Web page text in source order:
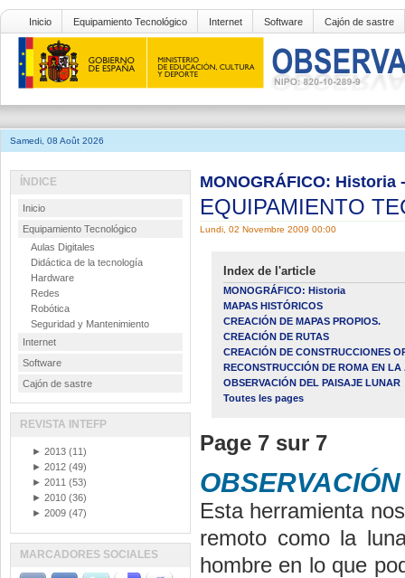
Inicio Equipamiento Tecnológico Internet Software Cajón de sastre
Samedi, 08 Août 2026
MONOGRÁFICO: Historia
EQUIPAMIENTO
Lundi, 02 Novembre 2009 00:00
Index de l'article
MONOGRÁFICO: Historia
MAPAS HISTÓRICOS
CREACIÓN DE MAPAS PROPIOS.
CREACIÓN DE RUTAS
CREACIÓN DE CONSTRUCCIONES
RECONSTRUCCIÓN DE ROMA EN LA
OBSERVACIÓN DEL PAISAJE LUNAR
Toutes les pages
Page 7 sur 7
Esta herramienta
remoto como la
hombre en lo que
ÍNDICE
Inicio
Equipamiento Tecnológico
Aulas Digitales
Didáctica de la tecnología
Hardware
Redes
Robótica
Seguridad y Mantenimiento
Internet
Software
Cajón de sastre
REVISTA INTEFP
► 2013 (11)
► 2012 (49)
► 2011 (53)
► 2010 (36)
► 2009 (47)
MARCADORES SOCIALES